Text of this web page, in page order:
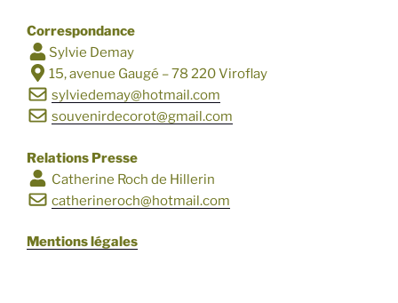
Correspondance
Sylvie Demay
15, avenue Gaugé – 78 220 Viroflay
sylviedemay@hotmail.com
souvenirdecorot@gmail.com
Relations Presse
Catherine Roch de Hillerin
catherineroch@hotmail.com
Mentions légales